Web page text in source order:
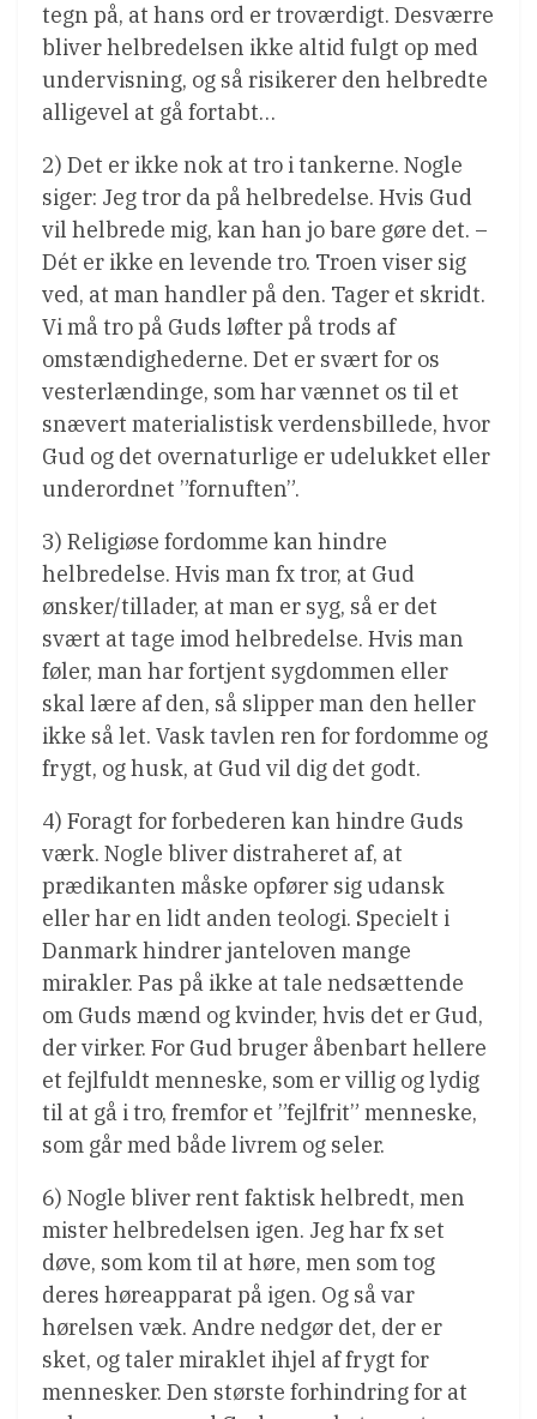
tegn på, at hans ord er troværdigt. Desværre
bliver helbredelsen ikke altid fulgt op med
undervisning, og så risikerer den helbredte
alligevel at gå fortabt…
2) Det er ikke nok at tro i tankerne. Nogle
siger: Jeg tror da på helbredelse. Hvis Gud
vil helbrede mig, kan han jo bare gøre det. –
Dét er ikke en levende tro. Troen viser sig
ved, at man handler på den. Tager et skridt.
Vi må tro på Guds løfter på trods af
omstændighederne. Det er svært for os
vesterlændinge, som har vænnet os til et
snævert materialistisk verdensbillede, hvor
Gud og det overnaturlige er udelukket eller
underordnet ”fornuften”.
3) Religiøse fordomme kan hindre
helbredelse. Hvis man fx tror, at Gud
ønsker/tillader, at man er syg, så er det
svært at tage imod helbredelse. Hvis man
føler, man har fortjent sygdommen eller
skal lære af den, så slipper man den heller
ikke så let. Vask tavlen ren for fordomme og
frygt, og husk, at Gud vil dig det godt.
4) Foragt for forbederen kan hindre Guds
værk. Nogle bliver distraheret af, at
prædikanten måske opfører sig udansk
eller har en lidt anden teologi. Specielt i
Danmark hindrer janteloven mange
mirakler. Pas på ikke at tale nedsættende
om Guds mænd og kvinder, hvis det er Gud,
der virker. For Gud bruger åbenbart hellere
et fejlfuldt menneske, som er villig og lydig
til at gå i tro, fremfor et ”fejlfrit” menneske,
som går med både livrem og seler.
6) Nogle bliver rent faktisk helbredt, men
mister helbredelsen igen. Jeg har fx set
døve, som kom til at høre, men som tog
deres høreapparat på igen. Og så var
hørelsen væk. Andre nedgør det, der er
sket, og taler miraklet ihjel af frygt for
mennesker. Den største forhindring for at